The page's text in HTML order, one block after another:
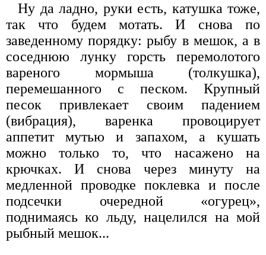
Ну да ладно, руки есть, катушка тоже,
так что будем мотать. И снова по
заведенному порядку: рыбу в мешок, а в
соседнюю лунку горсть перемолотого
вареного мормыша (толкушка),
перемешанного с песком. Крупный
песок привлекает своим падением
(вибрация), варенка провоцирует
аппетит мутью и запахом, а кушать
можно только то, что насажено на
крючках. И снова через минуту на
медленной проводке поклевка и после
подсечки очередной «огурец»,
поднимаясь ко льду, нацелился на мой
рыбный мешок...